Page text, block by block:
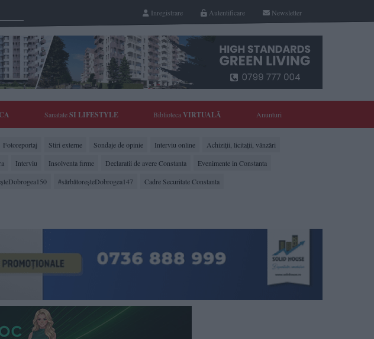
Newsletter
Autentificare
Inregistrare
SanatateSI LIFESTYLE BibliotecaVIRTUALĂ Anunturi
Fotoreportaj Stiri externe Sondaje de opinie Interviu online
Achiziții, licitații, vânzări
Interviu Insolventa firme Declaratii de avere Constanta
Evenimente in Constanta
#sărbătoreşteDobrogea147 Cadre Securitate Constanta